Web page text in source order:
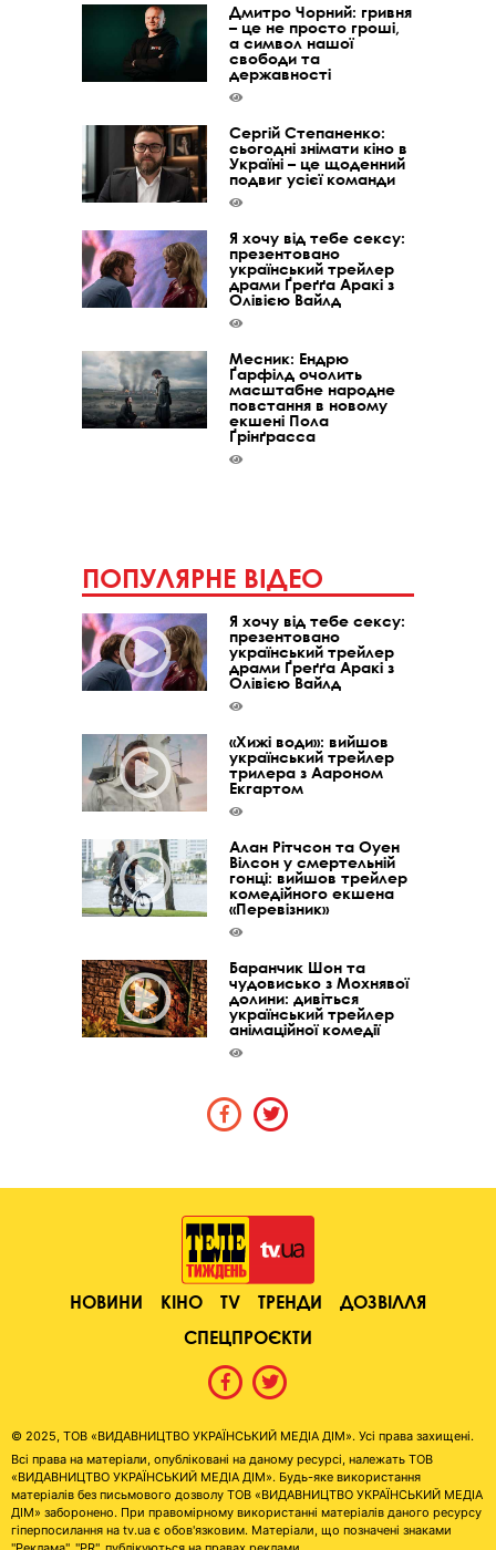
Дмитро Чорний: гривня
– це не просто гроші,
а символ нашої
свободи та
державності
Сергій Степаненко:
сьогодні знімати кіно в
Україні – це щоденний
подвиг усієї команди
Я хочу від тебе сексу:
презентовано
український трейлер
драми Ґреґґа Аракі з
Олівією Вайлд
Месник: Ендрю
Ґарфілд очолить
масштабне народне
повстання в новому
екшені Пола
Ґрінґрасса
ПОПУЛЯРНЕ ВІДЕО
Я хочу від тебе сексу:
презентовано
український трейлер
драми Ґреґґа Аракі з
Олівією Вайлд
«Хижі води»: вийшов
український трейлер
трилера з Аароном
Екгартом
Алан Рітчсон та Оуен
Вілсон у смертельній
гонці: вийшов трейлер
комедійного екшена
«Перевізник»
Баранчик Шон та
чудовисько з Мохнявої
долини: дивіться
український трейлер
анімаційної комедії
НОВИНИ КІНО TV ТРЕНДИ
ДОЗВІЛЛЯ
СПЕЦПРОЄКТИ
© 2025, ТОВ «ВИДАВНИЦТВО УКРАЇНСЬКИЙ МЕДІА ДІМ». Усі права захищені.
Всі права на матеріали, опубліковані на даному ресурсі, належать ТОВ
«ВИДАВНИЦТВО УКРАЇНСЬКИЙ МЕДІА ДІМ». Будь-яке використання
матеріалів без письмового дозволу ТОВ «ВИДАВНИЦТВО УКРАЇНСЬКИЙ МЕДІА
ДІМ» заборонено. При правомірному використанні матеріалів даного ресурсу
гіперпосилання на tv.ua є обов'язковим. Матеріали, що позначені знаками